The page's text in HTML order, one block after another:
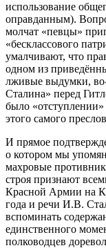
использование
оправданным).
молчат «певцы»
«бесклассового
умалчивают, что
одном из
лживые выдумки, во-
Сталина» перед
было «отступлении»
этого самого
И прямое
о котором мы
махровые
строя признают
Красной Армии на
года и речи И.В.
вспоминать
единственного
полководцев